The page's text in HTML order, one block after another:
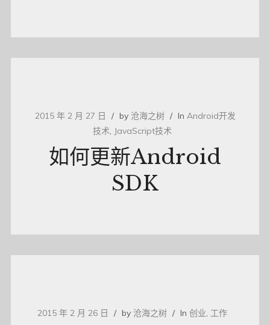
2015 年 2 月 27 日 by 沧海之树 In Android开发
技术, JavaScript技术
如何更新Android
SDK
2015 年 2 月 26 日 by 沧海之树 In 创业, 工作